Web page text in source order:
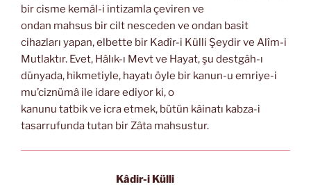
bir cisme kemâl-i intizamla çeviren ve
ondan mahsus bir cilt nesceden ve ondan basit
cihazları yapan, elbette bir Kadîr-i Külli Şeydir ve Alîm-i
Mutlaktır. Evet, Hâlık-ı Mevt ve Hayat, şu destgâh-ı
dünyada, hikmetiyle, hayatı öyle bir kanun-u emriye-i
mu’ciznümâ ile idare ediyor ki, o
kanunu tatbik ve icra etmek, bütün kâinatı kabza-i
tasarrufunda tutan bir Zâta mahsustur.
Kâdir-i Külli